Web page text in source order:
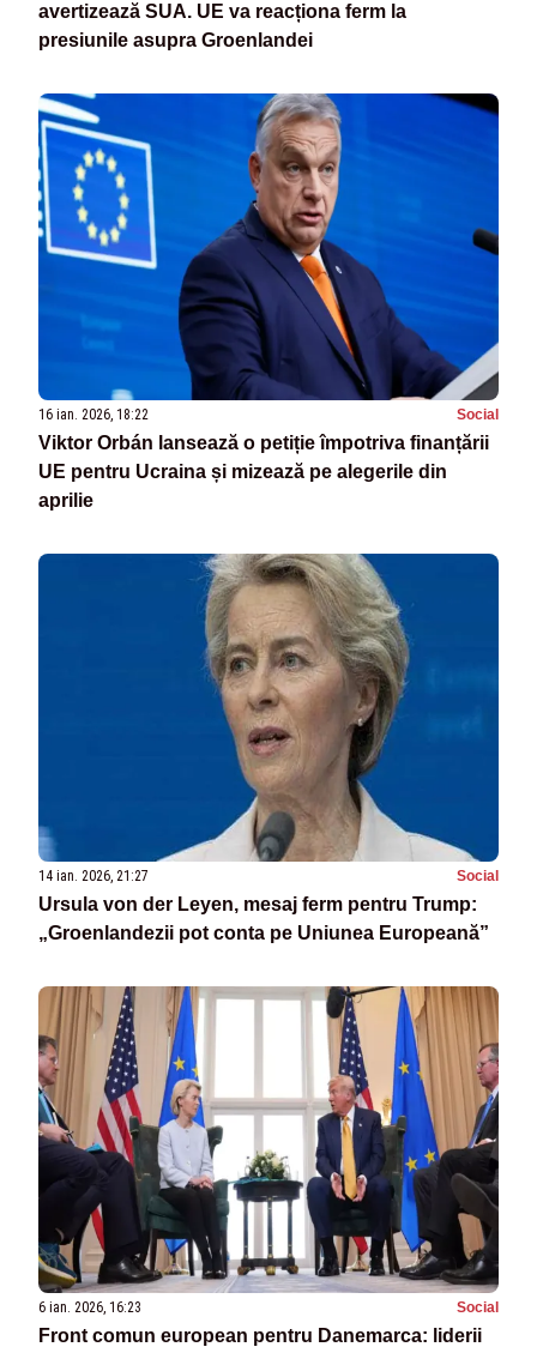
avertizează SUA. UE va reacționa ferm la
presiunile asupra Groenlandei
16 ian. 2026, 18:22 Social
Viktor Orbán lansează o petiție împotriva finanțării
UE pentru Ucraina și mizează pe alegerile din
aprilie
14 ian. 2026, 21:27 Social
Ursula von der Leyen, mesaj ferm pentru Trump:
„Groenlandezii pot conta pe Uniunea Europeană”
6 ian. 2026, 16:23 Social
Front comun european pentru Danemarca: liderii